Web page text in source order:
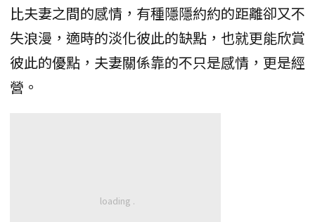
比夫妻之間的感情，有種隱隱約約的距離卻又不
失浪漫，適時的淡化彼此的缺點，也就更能欣賞
彼此的優點，夫妻關係靠的不只是感情，更是經
營。